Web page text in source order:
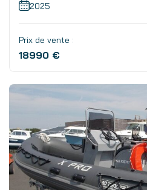
2025
Prix de vente :
18990 €